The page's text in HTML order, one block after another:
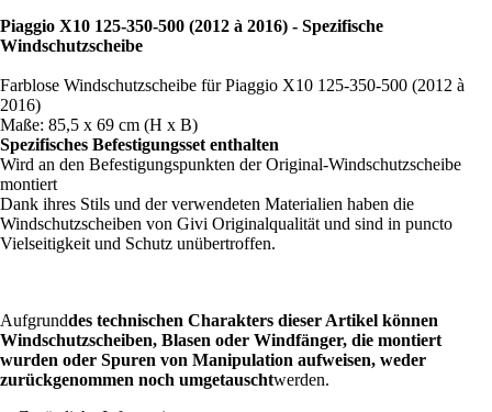
Piaggio X10 125-350-500 (2012 à 2016) - Spezifische
Windschutzscheibe
Farblose Windschutzscheibe für Piaggio X10 125-350-500 (2012 à
2016)
Maße: 85,5 x 69 cm (H x B)
Spezifisches Befestigungsset enthalten
Wird an den Befestigungspunkten der Original-Windschutzscheibe
montiert
Dank ihres Stils und der verwendeten Materialien haben die
Windschutzscheiben von Givi Originalqualität und sind in puncto
Vielseitigkeit und Schutz unübertroffen.
Aufgrunddes technischen Charakters dieser Artikel können
Windschutzscheiben, Blasen oder Windfänger, die montiert
wurden oder Spuren von Manipulation aufweisen, weder
zurückgenommen noch umgetauschtwerden.